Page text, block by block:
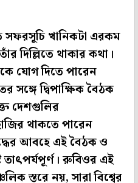
সফরসূচি খানিকটা এরকম
দিল্লিতে থাকার কথা।
যোগ দিতে পারেন
সঙ্গে দ্বিপাক্ষিক বৈঠক
দেশগুলির
থাকতে পারেন
আবহে এই বৈঠক ও
রুবিওর এই
স্তরে নয়, সারা বিশ্বের